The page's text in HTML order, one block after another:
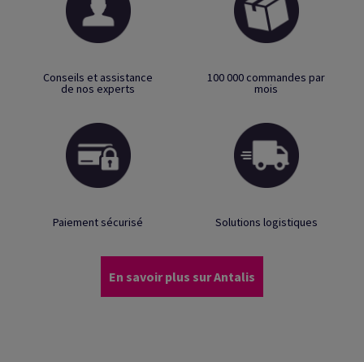
Conseils et assistance
de nos experts
100 000 commandes par
mois
Paiement sécurisé Solutions logistiques
En savoir plus sur Antalis